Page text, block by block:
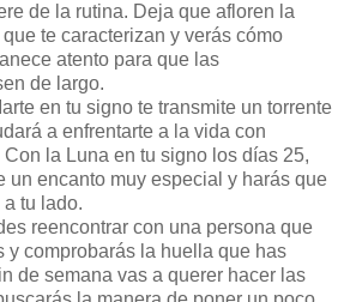
de la rutina. Deja que afloren la
te caracterizan y verás cómo
atento para que las
de largo.
en tu signo te transmite un torrente
a enfrentarte a la vida con
la Luna en tu signo los días 25,
un encanto muy especial y harás que
tu lado.
reencontrar con una persona que
y comprobarás la huella que has
de semana vas a querer hacer las